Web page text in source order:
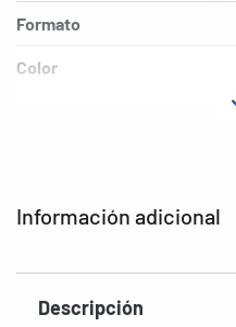
Información adicional
Descripción
Formato
Color